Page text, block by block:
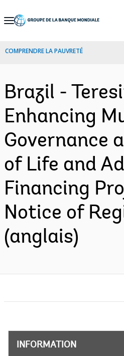
Skip
Navigation
COMPRENDRE LA PAUVRETÉ
Brazil -
Enhancing
Governance
of Life and
Financing
Notice of
(anglais)
INFORMATION